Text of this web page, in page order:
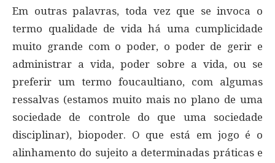
Em outras palavras, toda vez que se invoca o
termo qualidade de vida há uma cumplicidade
muito grande com o poder, o poder de gerir e
administrar a vida, poder sobre a vida, ou se
preferir um termo foucaultiano, com algumas
ressalvas (estamos muito mais no plano de uma
sociedade de controle do que uma sociedade
disciplinar), biopoder. O que está em jogo é o
alinhamento do sujeito a determinadas práticas e